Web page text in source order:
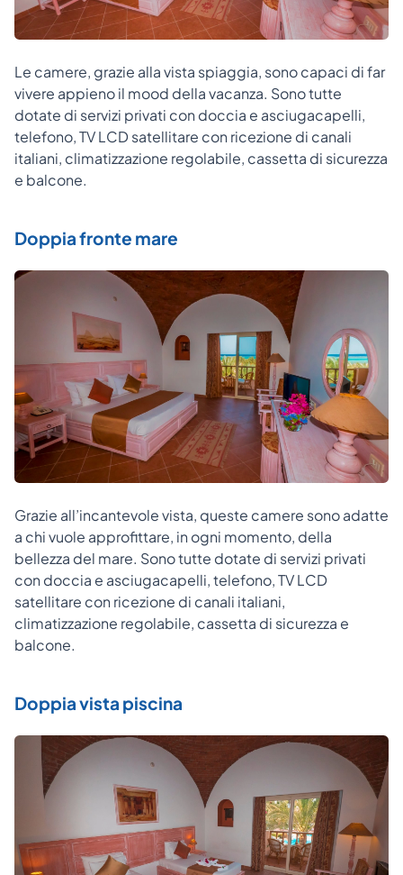
Le camere, grazie alla vista spiaggia, sono capaci di far
vivere appieno il mood della vacanza. Sono tutte
dotate di servizi privati con doccia e asciugacapelli,
telefono, TV LCD satellitare con ricezione di canali
italiani, climatizzazione regolabile, cassetta di sicurezza
e balcone.
Doppia fronte mare
Grazie all’incantevole vista, queste camere sono adatte
a chi vuole approfittare, in ogni momento, della
bellezza del mare. Sono tutte dotate di servizi privati
con doccia e asciugacapelli, telefono, TV LCD
satellitare con ricezione di canali italiani,
climatizzazione regolabile, cassetta di sicurezza e
balcone.
Doppia vista piscina